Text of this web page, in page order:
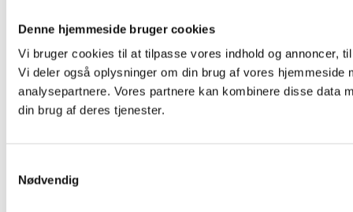
Denne hjemmeside bruger cookies
Vi bruger cookies til at tilpasse vores indhold og annoncer,
Vi deler også oplysninger om din brug af vores
analysepartnere. Vores partnere kan kombinere disse data
din brug af deres tjenester.
Nødvendig